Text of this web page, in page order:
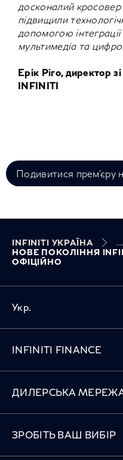
досконалий
підвищили
допомогою
мультимедіа та
Ерік Ріго, директор
INFINITI
Подивитися прем'єру
INFINITI УКРАЇНА
НОВЕ ПОКОЛІННЯ
ОФІЦІЙНО
Укр.
INFINITI FINANCE
ДИЛЕРСЬКА
ЗРОБІТЬ ВАШ ВИБІР